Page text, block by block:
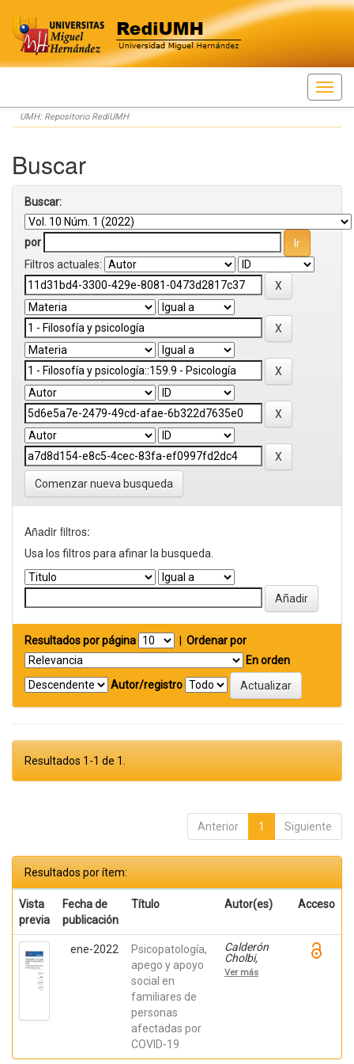
Skip
navigation
UMH: Repositorio RediUMH
Buscar
Buscar:
por
Filtros actuales:
Comenzar nueva busqueda
Añadir filtros:
Usa los filtros para afinar la busqueda.
Resultados por página
Ordenar por
En orden
Autor/registro
Resultados 1-1 de 1.
Anterior 1 Siguiente
Resultados por ítem:
Vista
previa
Fecha de
publicación
Título Autor(es) Acceso
ene-2022
Psicopatología,
apego y apoyo
social en
familiares de
personas
afectadas por
COVID-19
Calderón
Cholbi,
Aruca;
Delhom,
Ver más